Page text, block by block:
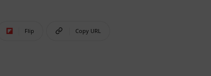
Flip Copy URL